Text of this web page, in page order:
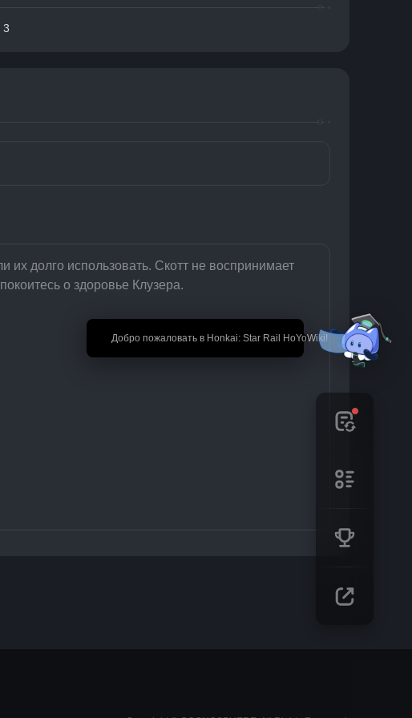
🎉 Добро пожаловать в Honkai: Star Rail HoYoWiki!
3
долго использовать. Скотт не воспринимает
о здоровье Клузера.